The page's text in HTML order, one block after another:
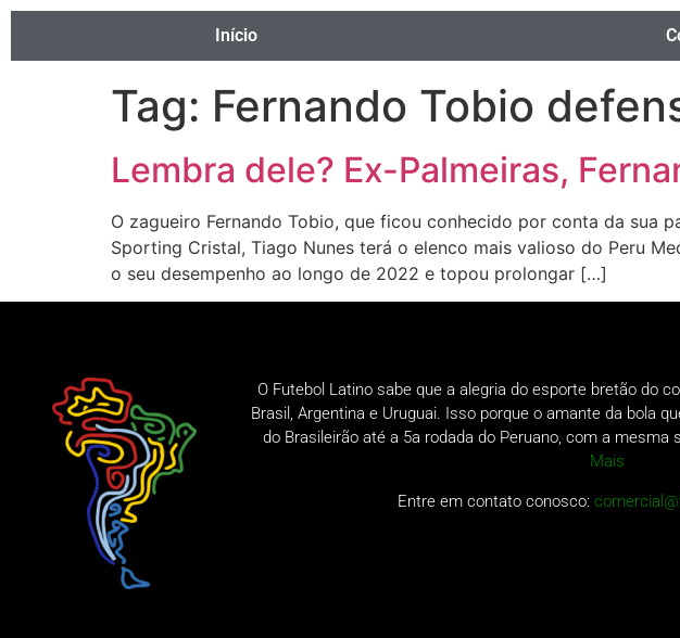
Início
Tag: Fernando Tobio
Lembra dele? Ex-Palmeiras,
O zagueiro Fernando Tobio, que ficou conhecido por conta da sua
Sporting Cristal, Tiago Nunes terá o elenco mais valioso do Peru
o seu desempenho ao longo de 2022 e topou prolongar […]
O Futebol Latino sabe que a alegria do esporte bretão do
Brasil, Argentina e Uruguai. Isso porque o amante da bola
do Brasileirão até a 5a rodada do Peruano, com a mesma
Mais
Entre em contato conosco: